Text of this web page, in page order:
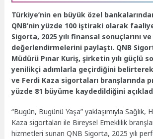
Türkiye’nin en büyük özel
QNB’nin yüzde 100 iştiraki olarak
Sigorta, 2025 yılı finansal sonuçlarını
değerlendirmelerini paylaştı. QNB
Müdürü Pınar Kuriş, şirketin yılı güçlü
yenilikçi adımlarla geçirdiğini
ve Ferdi Kaza sigortaları branşlarında
yüzde 81 büyüme kaydedildiğini
“Bugün, Bugünü Yaşa” yaklaşımıyla Sağlık,
Kaza sigortaları ile Bireysel Emeklilik
hizmetleri sunan QNB Sigorta, 2025 yılı